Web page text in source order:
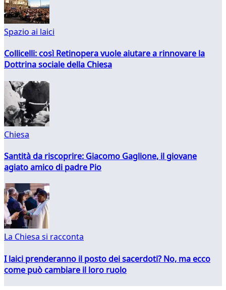
Spazio ai laici
Collicelli: così Retinopera vuole aiutare a rinnovare la
Dottrina sociale della Chiesa
Chiesa
Santità da riscoprire: Giacomo Gaglione, il giovane
agiato amico di padre Pio
La Chiesa si racconta
I laici prenderanno il posto dei sacerdoti? No, ma ecco
come può cambiare il loro ruolo